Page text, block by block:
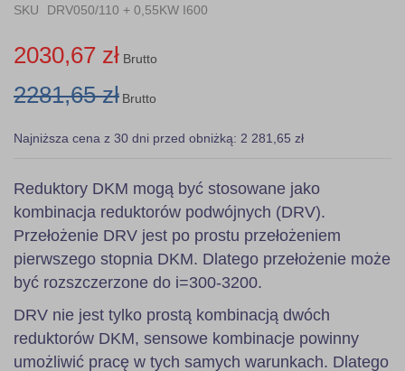
SKU
DRV050/110 + 0,55KW I600
2030,67 zł Brutto
2281,65 zł Brutto
Najniższa cena z 30 dni przed obniżką: 2 281,65 zł
Reduktory DKM mogą być stosowane jako
kombinacja reduktorów podwójnych (DRV).
Przełożenie DRV jest po prostu przełożeniem
pierwszego stopnia DKM. Dlatego przełożenie może
być rozszczerzone do i=300-3200.
DRV nie jest tylko prostą kombinacją dwóch
reduktorów DKM, sensowe kombinacje powinny
umożliwić pracę w tych samych warunkach. Dlatego